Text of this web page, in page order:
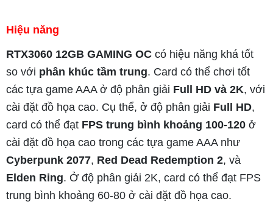
Hiệu năng
RTX3060 12GB GAMING OC có hiệu năng khá tốt
so với phân khúc tầm trung. Card có thể chơi tốt
các tựa game AAA ở độ phân giải Full HD và 2K, với
cài đặt đồ họa cao. Cụ thể, ở độ phân giải Full HD,
card có thể đạt FPS trung bình khoảng 100-120 ở
cài đặt đồ họa cao trong các tựa game AAA như
Cyberpunk 2077, Red Dead Redemption 2, và
Elden Ring. Ở độ phân giải 2K, card có thể đạt FPS
trung bình khoảng 60-80 ở cài đặt đồ họa cao.